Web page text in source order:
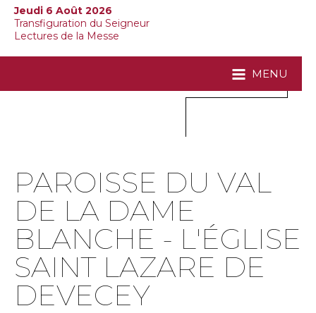
Jeudi 6 Août 2026
Transfiguration du Seigneur
Lectures de la Messe
MENU
PAROISSE DU VAL
DE LA DAME
BLANCHE - L'ÉGLISE
SAINT LAZARE DE
DEVECEY